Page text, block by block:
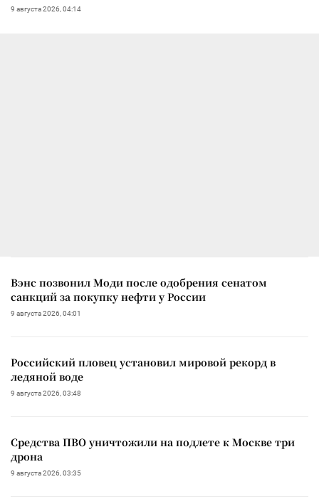
9 августа 2026, 04:14
Вэнс позвонил Моди после одобрения сенатом
санкций за покупку нефти у России
9 августа 2026, 04:01
Российский пловец установил мировой рекорд в
ледяной воде
9 августа 2026, 03:48
Средства ПВО уничтожили на подлете к Москве три
дрона
9 августа 2026, 03:35